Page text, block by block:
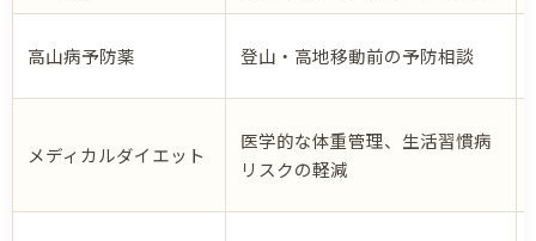
高山病予防薬 登山・高地移動前の予防相談
メディカルダイエット
医学的な体重管理、生活習慣病
リスクの軽減